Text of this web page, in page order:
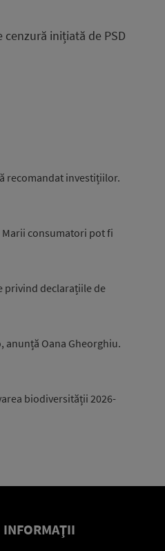
inițiată de PSD
recomandat investițiilor.
consumatori pot fi
privind declarațiile de
anunță Oana Gheorghiu.
biodiversității 2026-
INFORMAŢII